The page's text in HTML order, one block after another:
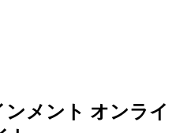
メント オンライ